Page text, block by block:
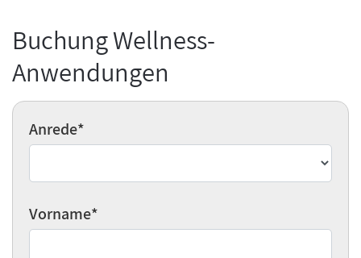
Buchung Wellness-
Anwendungen
Anrede*
Vorname*